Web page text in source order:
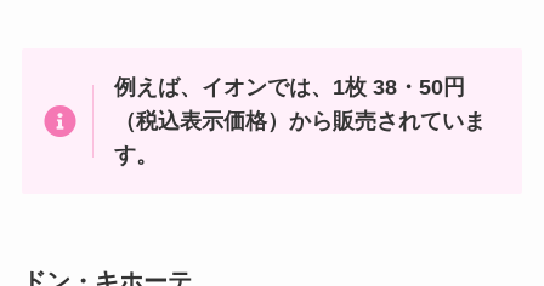
例えば、イオンでは、1枚 38・50円
（税込表示価格）から販売されていま
す。